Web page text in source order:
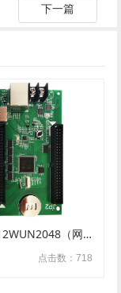
下一篇
RHX8-512WUN2048（网络+U盘+WiFi）
点击数：718